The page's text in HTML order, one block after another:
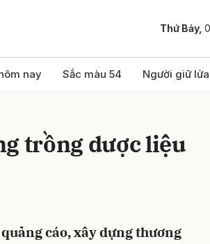
Thứ Bảy,
nay Sắc màu 54 Người giữ lửa
trồng dược liệu
cáo, xây dựng thương